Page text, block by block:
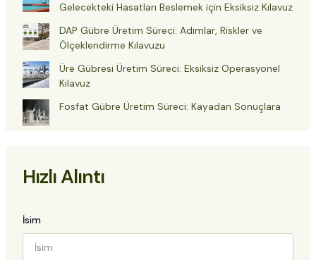
Gelecekteki Hasatları Beslemek için Eksiksiz Kılavuz
DAP Gübre Üretim Süreci: Adımlar, Riskler ve
Ölçeklendirme Kılavuzu
Üre Gübresi Üretim Süreci: Eksiksiz Operasyonel
Kılavuz
Fosfat Gübre Üretim Süreci: Kayadan Sonuçlara
Hızlı Alıntı
İsim